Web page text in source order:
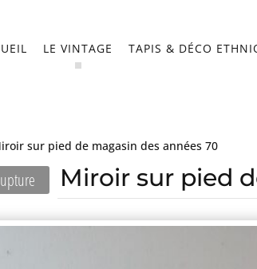
LE VINTAGE TAPIS & DÉCO
sur pied de magasin des années 70
Miroir sur pied